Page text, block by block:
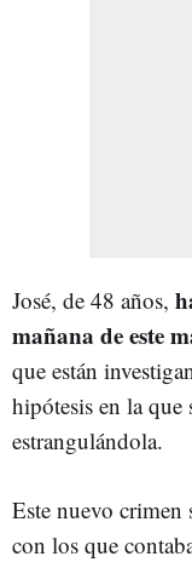
José, de 48 años,
mañana de este
que están
hipótesis en la que
estrangulándola.
Este nuevo crimen
con los que